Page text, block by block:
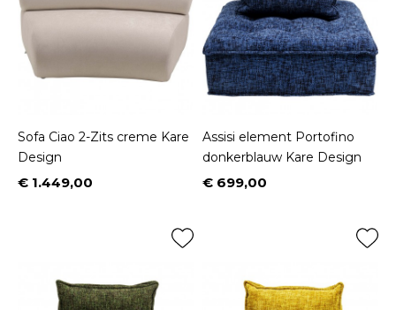
Sofa Ciao 2-Zits creme Kare
Design
Prijs
€ 1.449,00
Assisi element Portofino
donkerblauw Kare Design
Prijs
€ 699,00